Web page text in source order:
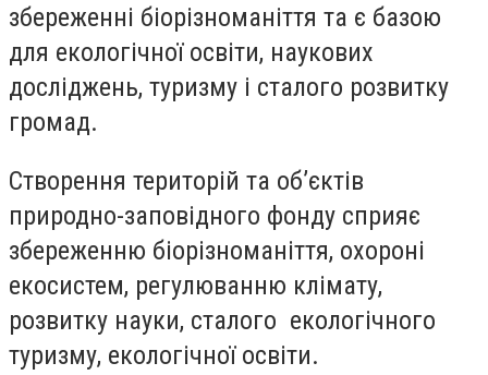
збереженні біорізноманіття та є базою
для екологічної освіти, наукових
досліджень, туризму і сталого розвитку
громад.
Створення територій та об’єктів
природно-заповідного фонду сприяє
збереженню біорізноманіття, охороні
екосистем, регулюванню клімату,
розвитку науки, сталого екологічного
туризму, екологічної освіти.